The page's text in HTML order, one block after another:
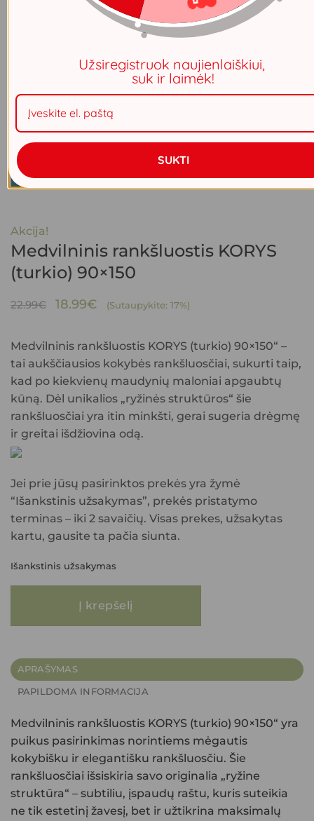
Akcija!
Medvilninis rankšluostis KORYS
(turkio) 90×150
22.99€
Original
was:
22.99€.
18.99€Current
is:
18.99€.
(Sutaupykite: 17%)
Medvilninis rankšluostis KORYS (turkio) 90×150“ –
tai aukščiausios kokybės rankšluosčiai, sukurti taip,
kad po kiekvienų maudynių maloniai apgaubtų
kūną. Dėl unikalios „ryžinės struktūros“ šie
rankšluosčiai yra itin minkšti, gerai sugeria drėgmę
ir greitai išdžiovina odą.
Jei prie jūsų pasirinktos prekės yra žymė
“Išankstinis užsakymas”, prekės pristatymo
terminas – iki 2 savaičių. Visas prekes, užsakytas
kartu, gausite ta pačia siunta.
Išankstinis užsakymas
Į krepšelį
APRAŠYMAS
PAPILDOMA INFORMACIJA
Medvilninis rankšluostis KORYS (turkio) 90×150“ yra
puikus pasirinkimas norintiems mėgautis
kokybišku ir elegantišku rankšluosčiu. Šie
rankšluosčiai išsiskiria savo originalia „ryžine
struktūra“ – subtiliu, įspaudų raštu, kuris suteikia
ne tik estetinį žavesį, bet ir užtikrina maksimalų
Užsiregistruok naujienlaiškiui,
suk ir laimėk!
SUKTI